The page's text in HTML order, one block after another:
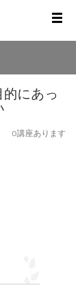
にあっ
0講座あります